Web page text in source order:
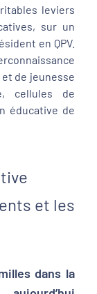
leviers
sur un
en QPV.
de jeunesse
cellules de
éducative de
et les
dans la